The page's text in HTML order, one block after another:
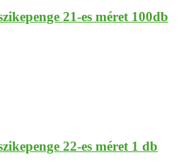
21-es méret 100db
22-es méret 1 db